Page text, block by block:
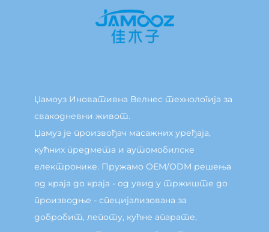
Џамоуз Иновативна Велнес технологија за
свакодневни живот.
Џамуз је произвођач масажних уређаја,
кућних предмета и аутомобилске
електронике. Пружамо OEM/ODM решења
од краја до краја - од увид у тржиште до
производње - специјализована за
добробит, лепоту, кућне апарате,